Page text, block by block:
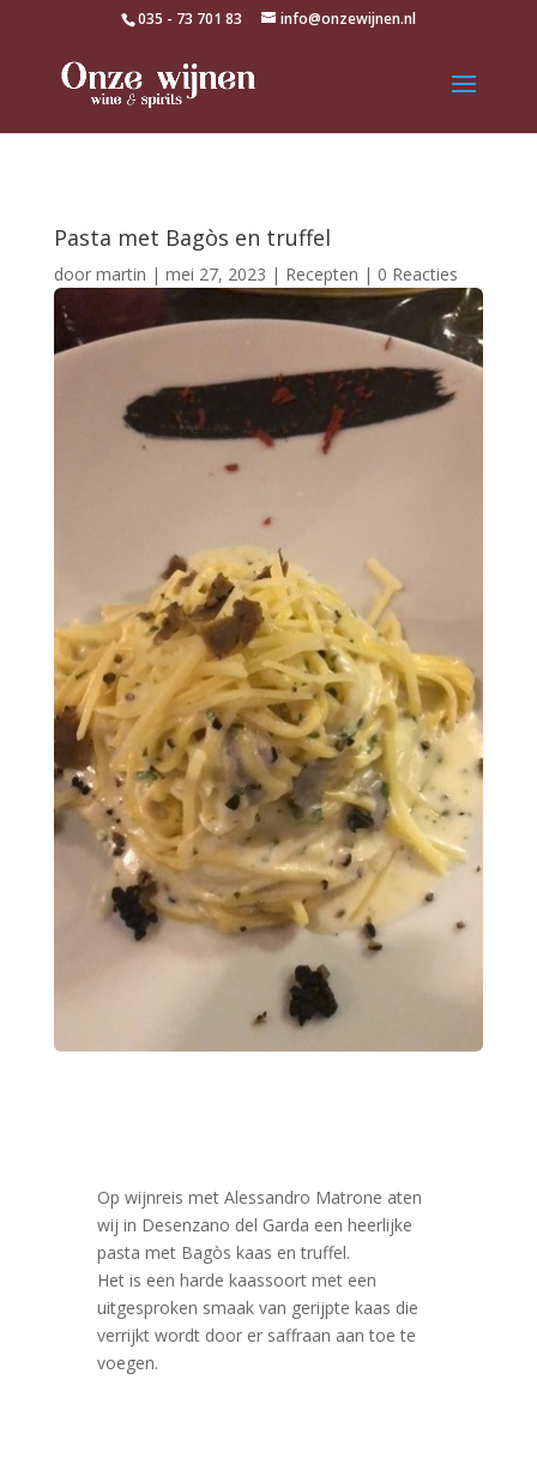
035 - 73 701 83 info@onzewijnen.nl
Pasta met Bagòs en truffel
door martin | mei 27, 2023 | Recepten | 0 Reacties
Op wijnreis met Alessandro Matrone aten
wij in Desenzano del Garda een heerlijke
pasta met Bagòs kaas en truffel.
Het is een harde kaassoort met een
uitgesproken smaak van gerijpte kaas die
verrijkt wordt door er saffraan aan toe te
voegen.